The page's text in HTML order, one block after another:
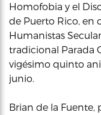
Homofobia y el
de Puerto Rico, en
Humanistas
tradicional Parada
vigésimo quinto
junio.
Brian de la Fuente,